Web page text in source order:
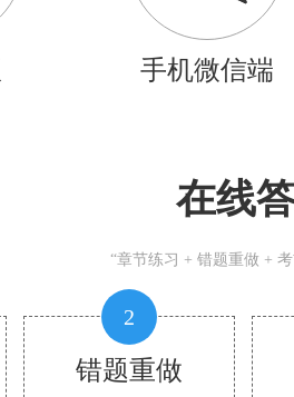
手机微信端
在线
“章节练习 + 错题重做 +
2
错题重做